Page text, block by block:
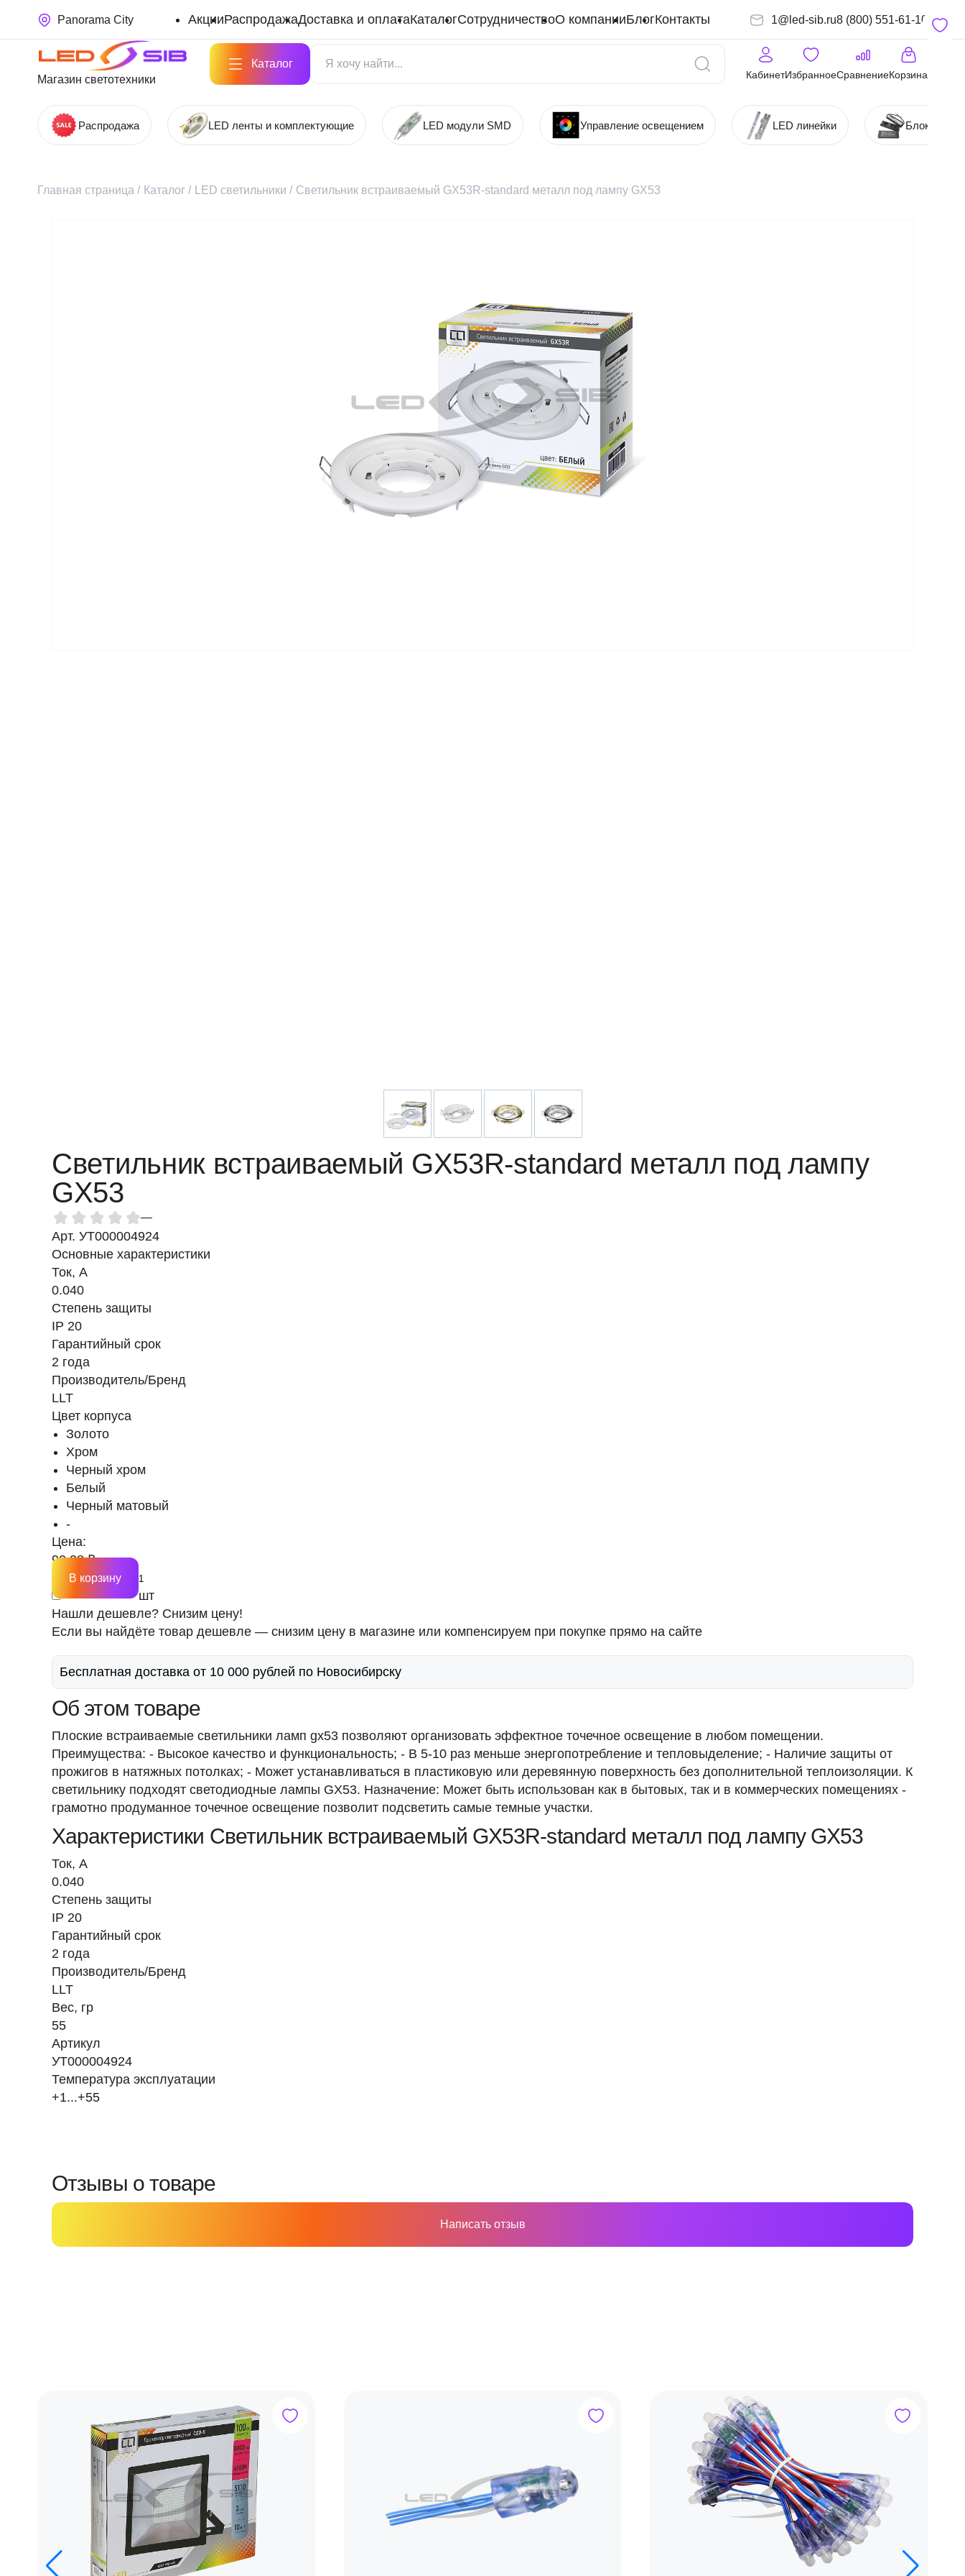
Panorama City АкцииРаспродажаДоставка и оплатаКаталогСотрудничествоО компанииБлогКонтакты 1@led-sib.ru8 (800) 551-61-10
Магазин светотехники
Каталог
КабинетИзбранноеСравнениеКорзина
Распродажа LED ленты и комплектующие LED модули SMD Управление освещением LED линейки Блоки
Главная страница / Каталог / LED светильники / Светильник встраиваемый GX53R-standard металл под лампу GX53
Светильник встраиваемый GX53R-standard металл под лампу
GX53
—
Арт. УТ000004924
Основные характеристики
Ток, A
0.040
Степень защиты
IP 20
Гарантийный срок
2 года
Производитель/Бренд
LLT
Цвет корпуса
Золото
Хром
Черный хром
Белый
Черный матовый
-
Цена:
90.38 ₽
шт
В корзину
Нашли дешевле? Снизим цену!
Если вы найдёте товар дешевле — снизим цену в магазине или компенсируем при покупке прямо на сайте
Бесплатная доставка от 10 000 рублей по Новосибирску
Об этом товаре
Плоские встраиваемые светильники ламп gx53 позволяют организовать эффектное точечное освещение в любом помещении.
Преимущества: - Высокое качество и функциональность; - В 5-10 раз меньше энергопотребление и тепловыделение; - Наличие защиты от
прожигов в натяжных потолках; - Может устанавливаться в пластиковую или деревянную поверхность без дополнительной теплоизоляции. К
светильнику подходят светодиодные лампы GX53. Назначение: Может быть использован как в бытовых, так и в коммерческих помещениях -
грамотно продуманное точечное освещение позволит подсветить самые темные участки.
Характеристики Светильник встраиваемый GX53R-standard металл под лампу GX53
Ток, A
0.040
Степень защиты
IP 20
Гарантийный срок
2 года
Производитель/Бренд
LLT
Вес, гр
55
Артикул
УТ000004924
Температура эксплуатации
+1...+55
Отзывы о товаре
Написать отзыв